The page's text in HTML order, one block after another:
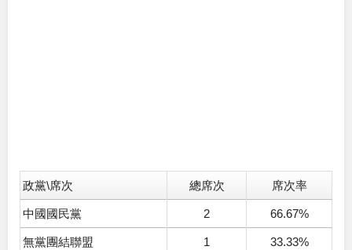
政黨\席次 總席次 席次率
中國國民黨 2 66.67%
無黨團結聯盟 1 33.33%